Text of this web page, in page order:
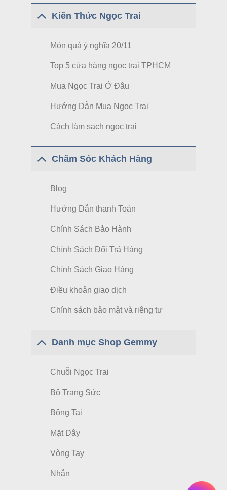
Kiến Thức Ngọc Trai
Món quà ý nghĩa 20/11
Top 5 cửa hàng ngọc trai TPHCM
Mua Ngọc Trai Ở Đâu
Hướng Dẫn Mua Ngọc Trai
Cách làm sạch ngọc trai
Chăm Sóc Khách Hàng
Blog
Hướng Dẫn thanh Toán
Chính Sách Bảo Hành
Chính Sách Đổi Trả Hàng
Chính Sách Giao Hàng
Điều khoản giao dịch
Chính sách bảo mật và riêng tư
Danh mục Shop Gemmy
Chuỗi Ngọc Trai
Bộ Trang Sức
Bông Tai
Mặt Dây
Vòng Tay
Nhẫn